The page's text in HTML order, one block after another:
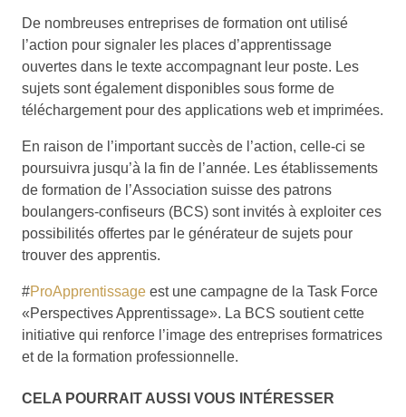
De nombreuses entreprises de formation ont utilisé
l’action pour signaler les places d’apprentissage
ouvertes dans le texte accompagnant leur poste. Les
sujets sont également disponibles sous forme de
téléchargement pour des applications web et imprimées.
En raison de l’important succès de l’action, celle-ci se
poursuivra jusqu’à la fin de l’année. Les établissements
de formation de l’Association suisse des patrons
boulangers-confiseurs (BCS) sont invités à exploiter ces
possibilités offertes par le générateur de sujets pour
trouver des apprentis.
#ProApprentissage est une campagne de la Task Force
«Perspectives Apprentissage». La BCS soutient cette
initiative qui renforce l’image des entreprises formatrices
et de la formation professionnelle.
CELA POURRAIT AUSSI VOUS INTÉRESSER